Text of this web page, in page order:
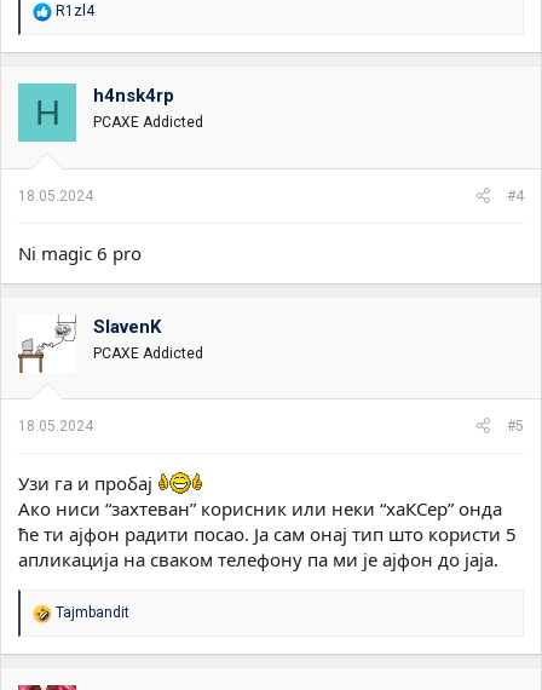
R
a
o
a
n
:
R1zl4
H h4nsk4rp
PCAXE Addicted
18.05.2024. #4
Ni magic 6 pro
SlavenK
PCAXE Addicted
18.05.2024. #5
Узи га и пробај
Ако ниси “захтеван” корисник или неки “хаКСер” онда
ће ти ајфон радити посао. Ја сам онај тип што користи 5
апликација на сваком телефону па ми је ајфон до јаја.
R
a
Tajmbandit